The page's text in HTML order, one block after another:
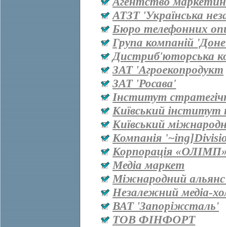
АТЗТ 'Українська
Бюро телефонних
Група компаній
Дистриб'юторська
ЗАТ 'Агроекопродукт
ЗАТ 'Росава'
Інститут
Київський інститут
Київський
Компанія
Корпорація
Медіа маркет
Міжнародний
Незалежний медіа-
ВАТ 'Запоріжсталь'
ТОВ ФІНФОРТ